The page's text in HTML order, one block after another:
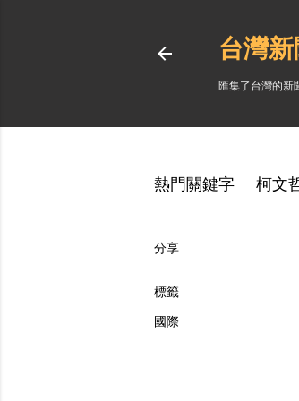
台灣
匯集了台灣的新
熱門關鍵字 柯文
分享
標籤
國際